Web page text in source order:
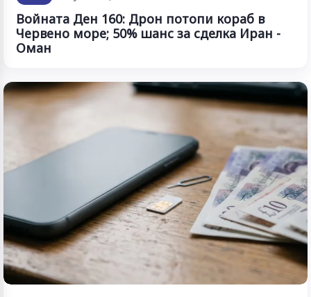
Войната Ден 160: Дрон потопи кораб в
Червено море; 50% шанс за сделка Иран -
Оман